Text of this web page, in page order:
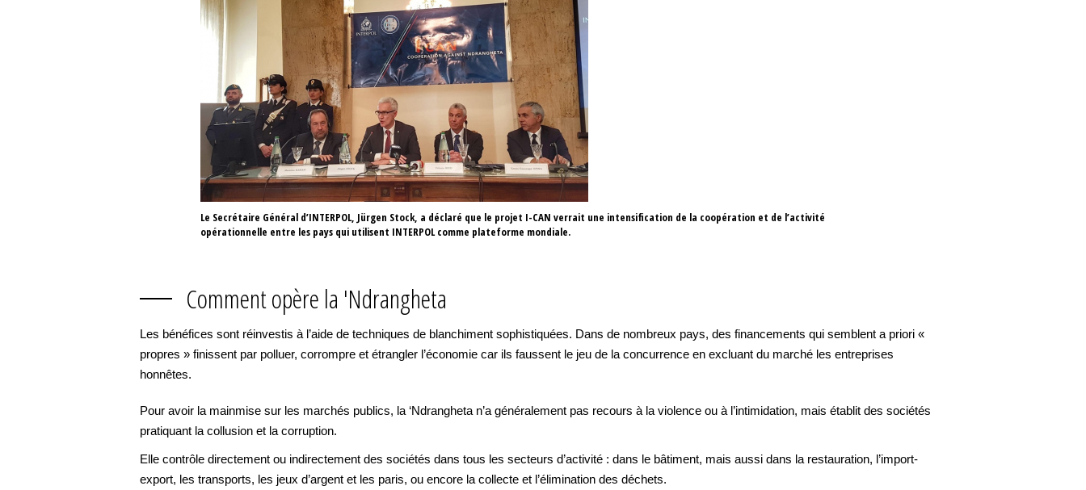
Le Secrétaire Général d’INTERPOL, Jürgen Stock, a déclaré que le projet I-CAN verrait une intensification de la coopération et de l’activité
opérationnelle entre les pays qui utilisent INTERPOL comme plateforme mondiale.
Comment opère la 'Ndrangheta
Les bénéfices sont réinvestis à l’aide de techniques de blanchiment sophistiquées. Dans de nombreux pays, des financements qui semblent a priori «
propres » finissent par polluer, corrompre et étrangler l’économie car ils faussent le jeu de la concurrence en excluant du marché les entreprises
honnêtes.
Pour avoir la mainmise sur les marchés publics, la ‘Ndrangheta n’a généralement pas recours à la violence ou à l’intimidation, mais établit des sociétés
pratiquant la collusion et la corruption.
Elle contrôle directement ou indirectement des sociétés dans tous les secteurs d’activité : dans le bâtiment, mais aussi dans la restauration, l’import-
export, les transports, les jeux d’argent et les paris, ou encore la collecte et l’élimination des déchets.